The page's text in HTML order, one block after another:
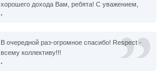
хорошего дохода Вам, ребята! С уважением,
.
В очередной раз-огромное спасибо! Respect -
всему коллективу!!!
.